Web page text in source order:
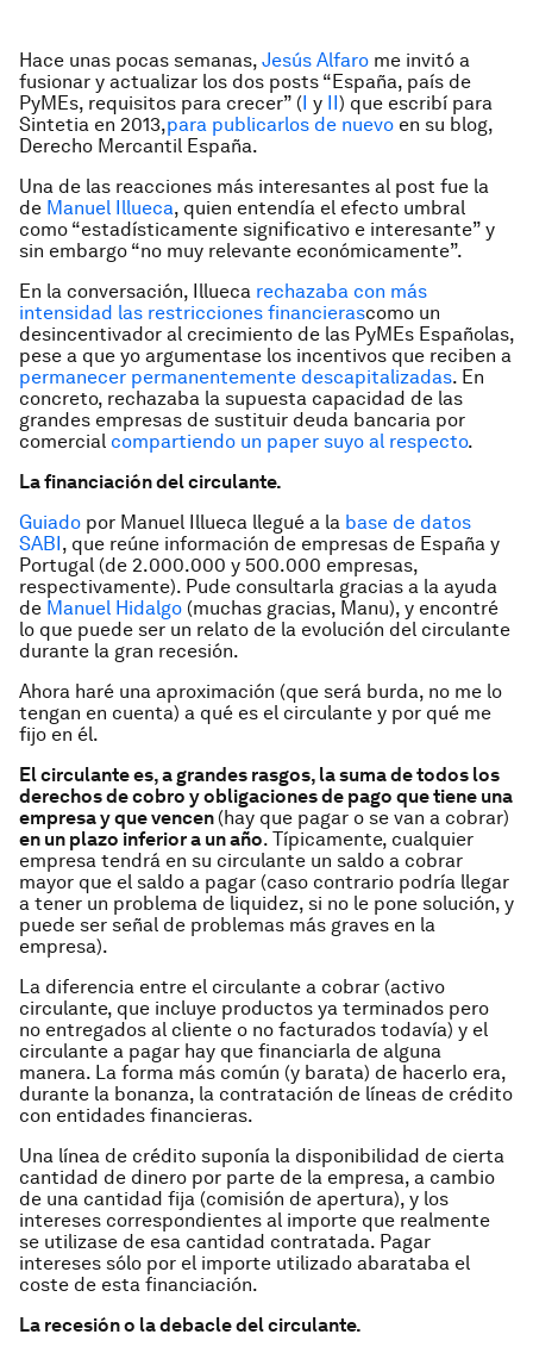
Hace unas pocas semanas, Jesús Alfaro me invitó a
fusionar y actualizar los dos posts “España, país de
PyMEs, requisitos para crecer” (I y II) que escribí para
Sintetia en 2013,para publicarlos de nuevo en su blog,
Derecho Mercantil España.
Una de las reacciones más interesantes al post fue la
de Manuel Illueca, quien entendía el efecto umbral
como “estadísticamente significativo e interesante” y
sin embargo “no muy relevante económicamente”.
En la conversación, Illueca rechazaba con más
intensidad las restricciones financierascomo un
desincentivador al crecimiento de las PyMEs Españolas,
pese a que yo argumentase los incentivos que reciben a
permanecer permanentemente descapitalizadas. En
concreto, rechazaba la supuesta capacidad de las
grandes empresas de sustituir deuda bancaria por
comercial compartiendo un paper suyo al respecto.
La financiación del circulante.
Guiado por Manuel Illueca llegué a la base de datos
SABI, que reúne información de empresas de España y
Portugal (de 2.000.000 y 500.000 empresas,
respectivamente). Pude consultarla gracias a la ayuda
de Manuel Hidalgo (muchas gracias, Manu), y encontré
lo que puede ser un relato de la evolución del circulante
durante la gran recesión.
Ahora haré una aproximación (que será burda, no me lo
tengan en cuenta) a qué es el circulante y por qué me
fijo en él.
El circulante es, a grandes rasgos, la suma de todos los
derechos de cobro y obligaciones de pago que tiene una
empresa y que vencen (hay que pagar o se van a cobrar)
en un plazo inferior a un año. Típicamente, cualquier
empresa tendrá en su circulante un saldo a cobrar
mayor que el saldo a pagar (caso contrario podría llegar
a tener un problema de liquidez, si no le pone solución, y
puede ser señal de problemas más graves en la
empresa).
La diferencia entre el circulante a cobrar (activo
circulante, que incluye productos ya terminados pero
no entregados al cliente o no facturados todavía) y el
circulante a pagar hay que financiarla de alguna
manera. La forma más común (y barata) de hacerlo era,
durante la bonanza, la contratación de líneas de crédito
con entidades financieras.
Una línea de crédito suponía la disponibilidad de cierta
cantidad de dinero por parte de la empresa, a cambio
de una cantidad fija (comisión de apertura), y los
intereses correspondientes al importe que realmente
se utilizase de esa cantidad contratada. Pagar
intereses sólo por el importe utilizado abarataba el
coste de esta financiación.
La recesión o la debacle del circulante.